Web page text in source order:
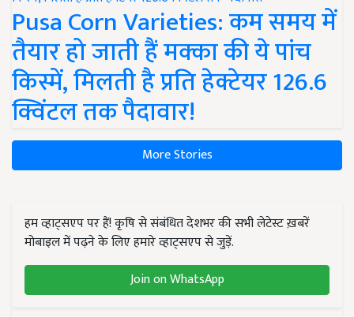
Pusa Corn Varieties: कम समय में
तैयार हो जाती हैं मक्का की ये पांच
किस्में, मिलती है प्रति हेक्टेयर 126.6
क्विंटल तक पैदावार!
More Stories
हम व्हाट्सएप पर हैं! कृषि से संबंधित देशभर की सभी लेटेस्ट ख़बरें
मोबाइल में पढ़ने के लिए हमारे व्हाट्सएप से जुड़ें.
Join on WhatsApp